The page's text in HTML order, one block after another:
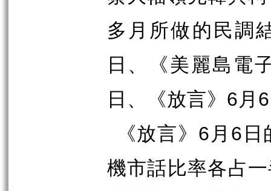
多月所做的民調
日、《美麗島電
日、《放言》 6 月 6
《放言》 6 月 6
機市話比率各占